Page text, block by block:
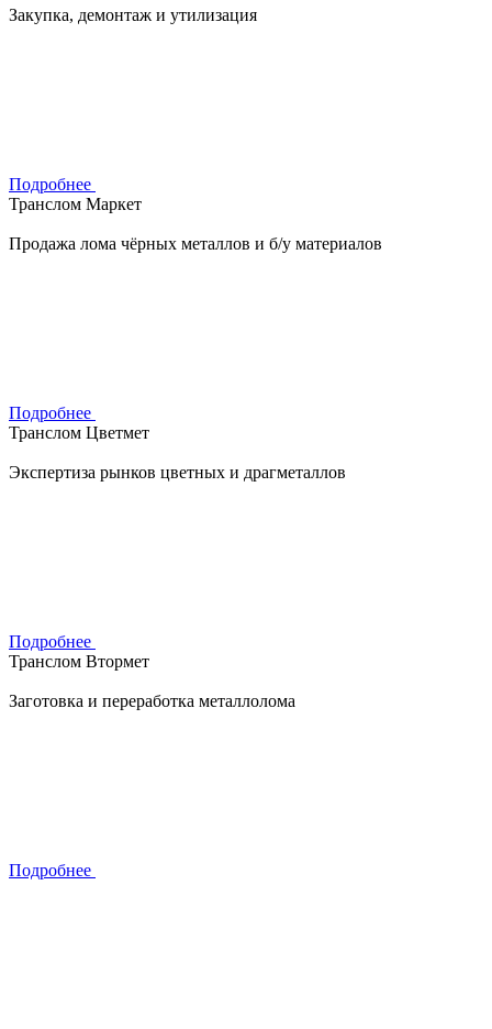
Закупка, демонтаж и утилизация
Подробнее
Транслом Маркет
Продажа лома чёрных металлов и б/у материалов
Подробнее
Транслом Цветмет
Экспертиза рынков цветных и драгметаллов
Подробнее
Транслом Втормет
Заготовка и переработка металлолома
Подробнее